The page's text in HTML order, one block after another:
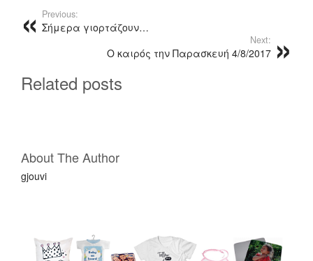
b
o
k
τ
εί
τ
ε
Previous:
Σήμερα γιορτάζουν…
Next:
Ο καιρός την Παρασκευή 4/8/2017
Related posts
Μ
Β
Ο
Μ
Β
Ο
About The Author
gjouvi